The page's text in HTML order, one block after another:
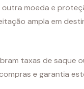
moeda e
ampla em
taxas de saque
e garantia